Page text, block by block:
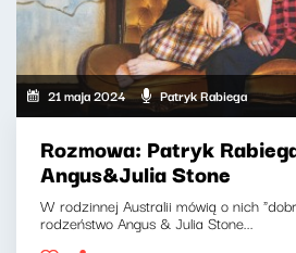
21 maja 2024 Patryk Rabiega
Rozmowa: Patryk
Angus&Julia Stone
W rodzinnej Australii mówią o nich
rodzeństwo Angus & Julia Stone...